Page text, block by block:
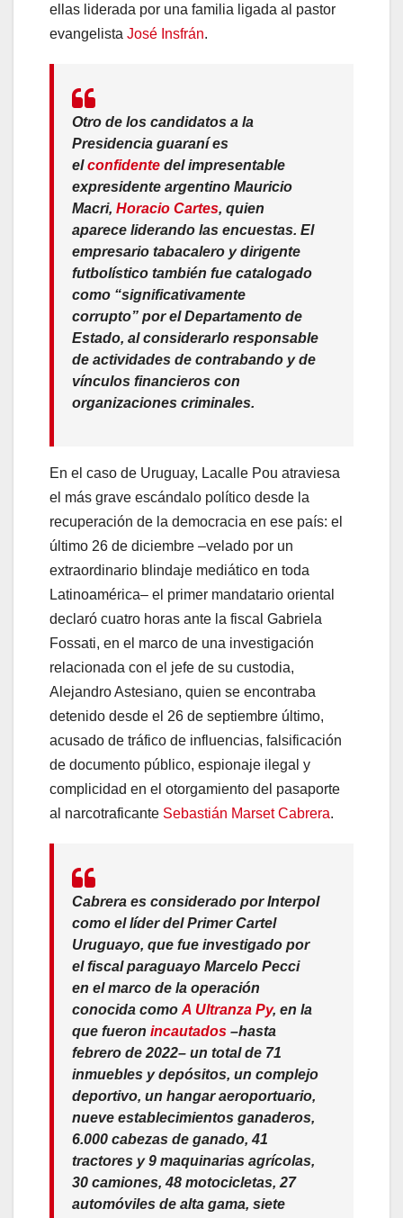
ellas liderada por una familia ligada al pastor
evangelista José Insfrán.
Otro de los candidatos a la
Presidencia guaraní es
elconfidente del impresentable
expresidente argentino Mauricio
Macri, Horacio Cartes, quien
aparece liderando las encuestas. El
empresario tabacalero y dirigente
futbolístico también fue catalogado
como “significativamente
corrupto” por el Departamento de
Estado, al considerarlo responsable
de actividades de contrabando y de
vínculos financieros con
organizaciones criminales.
En el caso de Uruguay, Lacalle Pou atraviesa
el más grave escándalo político desde la
recuperación de la democracia en ese país: el
último 26 de diciembre –velado por un
extraordinario blindaje mediático en toda
Latinoamérica– el primer mandatario oriental
declaró cuatro horas ante la fiscal Gabriela
Fossati, en el marco de una investigación
relacionada con el jefe de su custodia,
Alejandro Astesiano, quien se encontraba
detenido desde el 26 de septiembre último,
acusado de tráfico de influencias, falsificación
de documento público, espionaje ilegal y
complicidad en el otorgamiento del pasaporte
al narcotraficante Sebastián Marset Cabrera.
Cabrera es considerado por Interpol
como el líder delPrimer Cartel
Uruguayo, que fue investigado por
el fiscal paraguayo Marcelo Pecci
en el marco de la operación
conocida como A Ultranza Py, en la
que fueron incautados –hasta
febrero de 2022– un total de 71
inmuebles y depósitos, un complejo
deportivo, un hangar aeroportuario,
nueve establecimientos ganaderos,
6.000 cabezas de ganado, 41
tractores y 9 maquinarias agrícolas,
30 camiones, 48 motocicletas, 27
automóviles de alta gama, siete